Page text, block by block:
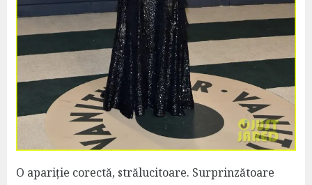
O apariție corectă, strălucitoare. Surprinzătoare